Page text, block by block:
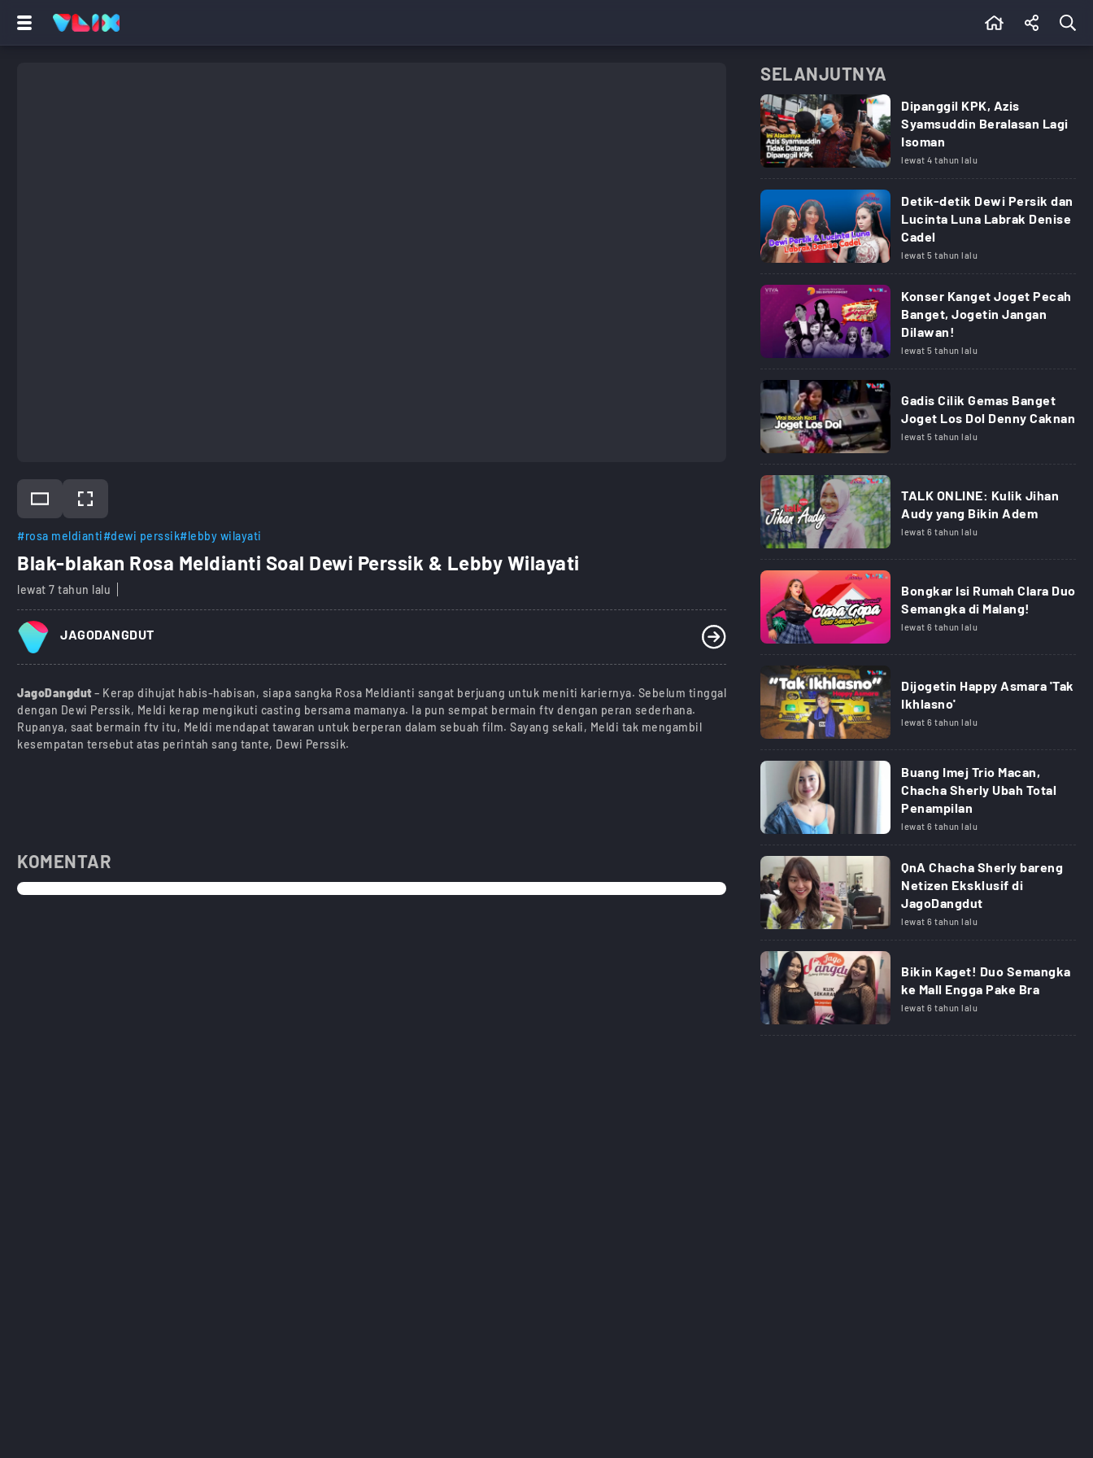
#rosa meldianti#dewi perssik#lebby wilayati
Blak-blakan Rosa Meldianti Soal Dewi Perssik & Lebby Wilayati
lewat 7 tahun lalu
JAGODANGDUT
JagoDangdut– Kerap dihujat habis-habisan, siapa sangka Rosa Meldianti sangat berjuang untuk meniti kariernya. Sebelum tinggal
dengan Dewi Perssik, Meldi kerap mengikuti casting bersama mamanya. Ia pun sempat bermain ftv dengan peran sederhana.
Rupanya, saat bermain ftv itu, Meldi mendapat tawaran untuk berperan dalam sebuah film. Sayang sekali, Meldi tak mengambil
kesempatan tersebut atas perintah sang tante, Dewi Perssik.
KOMENTAR
SELANJUTNYA
Dipanggil KPK, Azis
Syamsuddin Beralasan Lagi
Isoman
lewat 4 tahun lalu
Detik-detik Dewi Persik dan
Lucinta Luna Labrak Denise
Cadel
lewat 5 tahun lalu
Konser Kanget Joget Pecah
Banget, Jogetin Jangan
Dilawan!
lewat 5 tahun lalu
Gadis Cilik Gemas Banget
Joget Los Dol Denny Caknan
lewat 5 tahun lalu
TALK ONLINE: Kulik Jihan
Audy yang Bikin Adem
lewat 6 tahun lalu
Bongkar Isi Rumah Clara Duo
Semangka di Malang!
lewat 6 tahun lalu
Dijogetin Happy Asmara 'Tak
Ikhlasno'
lewat 6 tahun lalu
Buang Imej Trio Macan,
Chacha Sherly Ubah Total
Penampilan
lewat 6 tahun lalu
QnA Chacha Sherly bareng
Netizen Eksklusif di
JagoDangdut
lewat 6 tahun lalu
Bikin Kaget! Duo Semangka
ke Mall Engga Pake Bra
lewat 6 tahun lalu